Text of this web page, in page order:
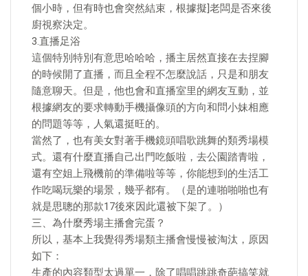
個小時，但有時也會突然結束，根據擬]老闆是否來後
廚視察決定。
3.直播足浴
這個特別特別有意思哈哈哈，播主居然直接在去捏腳
的時候開了直播，而且全程不怎麼說話，只是和朋友
隨意聊天。但是，他也會和直播室里的網友互動，並
根據網友的要求轉動手機攝像頭的方向和問小妹相應
的問題等等，人氣還挺旺的。
當然了，也有美女對著手機鏡頭唱歌跳舞的類秀場模
式。還有什麼直播自己出門吃飯啦，去公園踏青啦，
還有空姐上飛機前的準備啦等等，你能想到的生活工
作吃喝玩樂的場景，幾乎都有。（是的連啪啪啪也有
就是思聰的那款17後來因此還被下架了。）
三、為什麼秀場主播會完蛋？
所以，基本上我覺得秀場類主播會慢慢被淘汰，原因
如下：
生產的內容類型太過單一，除了唱唱跳跳奇葩搞笑就